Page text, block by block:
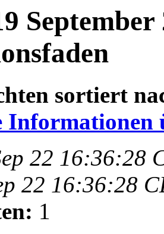
sortiert
Informationen
22 16:36:28
22 16:36:28
1